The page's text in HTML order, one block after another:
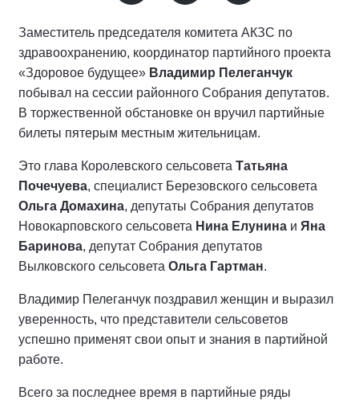
Заместитель председателя комитета АКЗС по
здравоохранению, координатор партийного проекта
«Здоровое будущее» Владимир Пелеганчук
побывал на сессии районного Собрания депутатов.
В торжественной обстановке он вручил партийные
билеты пятерым местным жительницам.
Это глава Королевского сельсовета Татьяна
Почечуева, специалист Березовского сельсовета
Ольга Домахина, депутаты Собрания депутатов
Новокарповского сельсовета Нина Елунина и Яна
Баринова, депутат Собрания депутатов
Вылковского сельсовета Ольга Гартман.
Владимир Пелеганчук поздравил женщин и выразил
уверенность, что представители сельсоветов
успешно применят свои опыт и знания в партийной
работе.
Всего за последнее время в партийные ряды